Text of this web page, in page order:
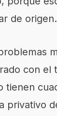
de origen.
con el
tienen
privativo